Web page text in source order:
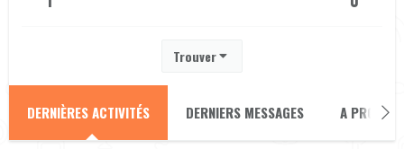
Trouver
DERNIÈRES ACTIVITÉS DERNIERS MESSAGES A PROPOS